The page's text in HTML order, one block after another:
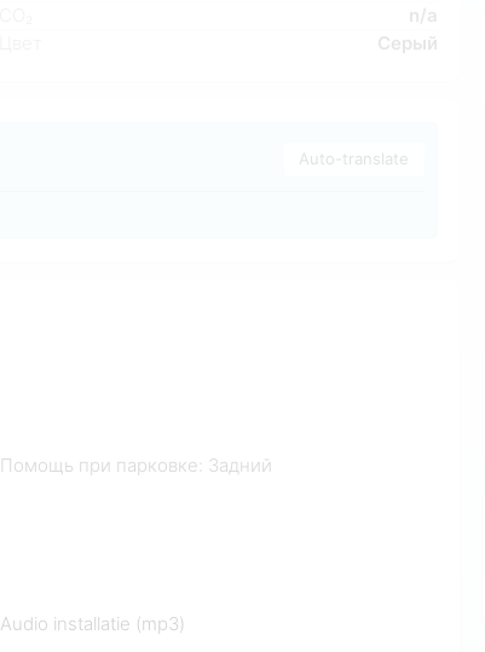
n/a
Серый
Auto-translate
Помощь при парковке: Задний
Audio installatie (mp3)